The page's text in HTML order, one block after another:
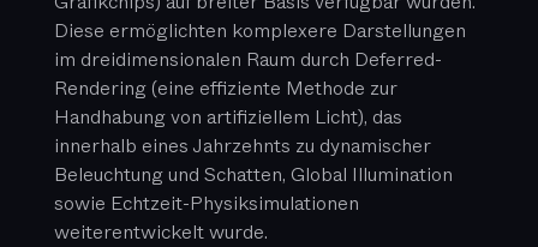
Diese ermöglichten komplexere Darstellungen
im dreidimensionalen Raum durch Deferred-
Rendering (eine effiziente Methode zur
Handhabung von artifiziellem Licht), das
innerhalb eines Jahrzehnts zu dynamischer
Beleuchtung und Schatten, Global Illumination
sowie Echtzeit-Physiksimulationen
weiterentwickelt wurde.